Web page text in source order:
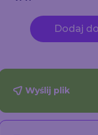
Dodaj
Wyślij plik